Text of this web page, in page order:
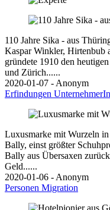
110 Jahre Sika - aus
Kaspar Winkler, Hirtenbub
gründete 1910 den
und Zürich......
2020-01-07 - Anonym
Erfindungen
Luxusmarke mit Wurzeln in
Bally, einst größter
Bally aus Übersaxen
Geld......
2020-01-06 - Anonym
Personen Migration